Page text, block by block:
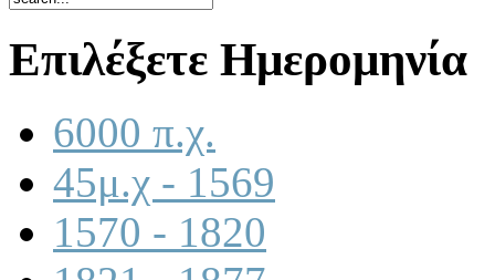
Επιλέξετε Ημερομηνία
6000 π.χ.
45μ.χ - 1569
1570 - 1820